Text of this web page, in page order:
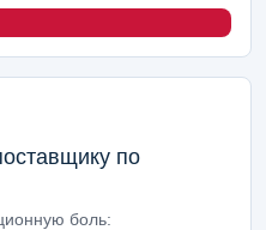
по
боль: